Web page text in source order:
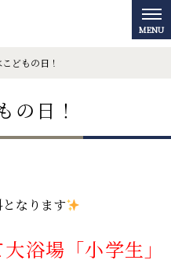
どもの日！
の日！
なります
浴場「小学生」